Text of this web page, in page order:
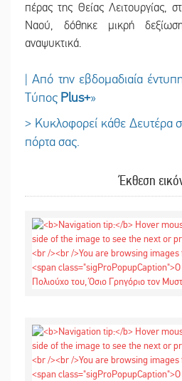
πέρας της Θείας Λειτουργίας,
Ναού, δόθηκε μικρή
αναψυκτικά.
| Από την εβδομαδιαία
Τύπος Plus+»
> Κυκλοφορεί κάθε Δευτέρα
πόρτα σας.
Έκθεση